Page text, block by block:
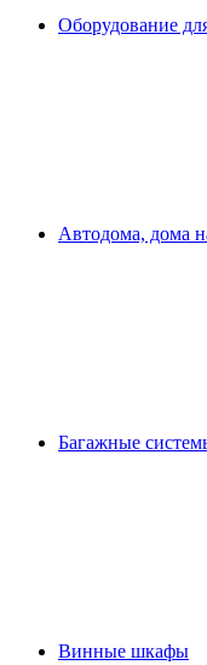
Оборудование
Автодома, дома
Багажные
Винные шкафы